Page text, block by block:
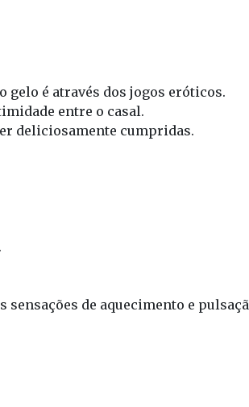
gelo é através dos jogos eróticos.
entre o casal.
deliciosamente cumpridas.
sensações de aquecimento e